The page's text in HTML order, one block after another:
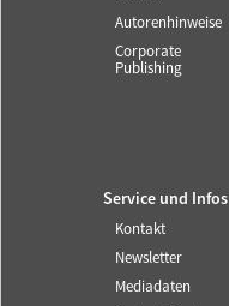
Autorenhinweise
Corporate
Publishing
Service und Infos
Kontakt
Newsletter
Mediadaten